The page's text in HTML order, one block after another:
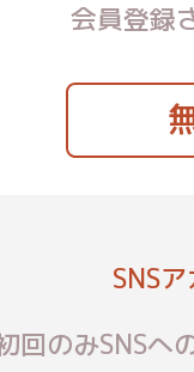
会員登録
SNS
回のみSNSへ